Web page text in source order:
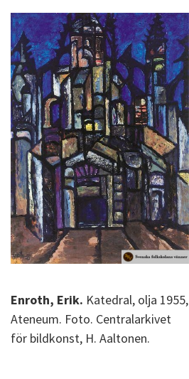
Enroth, Erik. Katedral, olja 1955,
Ateneum. Foto. Centralarkivet
för bildkonst, H. Aaltonen.